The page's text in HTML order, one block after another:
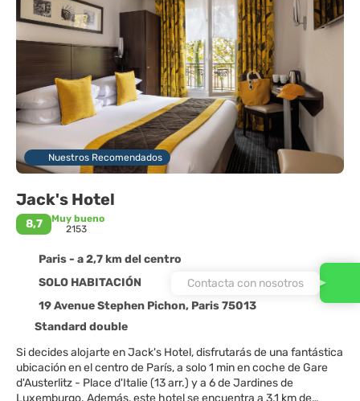
Nuestros Recomendados
Jack's Hotel
8,7
Muy bueno
2153
Paris - a 2,7 km del centro
SOLO HABITACIÓN
19 Avenue Stephen Pichon, Paris 75013
Standard double
Si decides alojarte en Jack's Hotel, disfrutarás de una fantástica
ubicación en el centro de París, a solo 1 min en coche de Gare
d'Austerlitz - Place d'Italie (13 arr.) y a 6 de Jardines de
Luxemburgo. Además, este hotel se encuentra a 3,1 km de
Contacta con nosotros